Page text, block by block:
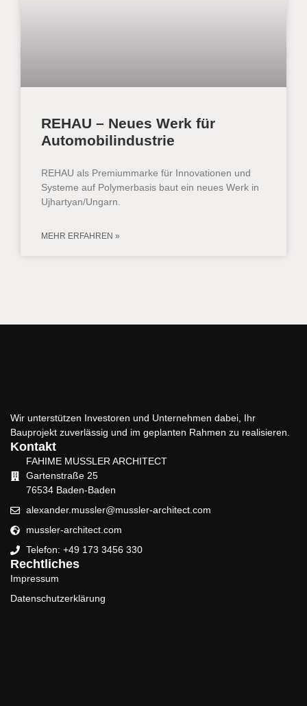
REHAU – Neues Werk für
Automobilindustrie
REHAU als Premiummarke für Innovationen und
Systeme auf Polymerbasis baut ein neues Werk in
Ujhartyan/Ungarn.
MEHR ERFAHREN »
Wir unterstützen Investoren und Unternehmen dabei, Ihr
Bauprojekt zuverlässig und im geplanten Rahmen zu realisieren.
Rechtliches
Impressum
Datenschutzerklärung
Kontakt
FAHIME MUSSLER ARCHITECT
Gartenstraße 25
76534 Baden-Baden
alexander.mussler@mussler-architect.com
mussler-architect.com
Telefon: +49 173 3456 330